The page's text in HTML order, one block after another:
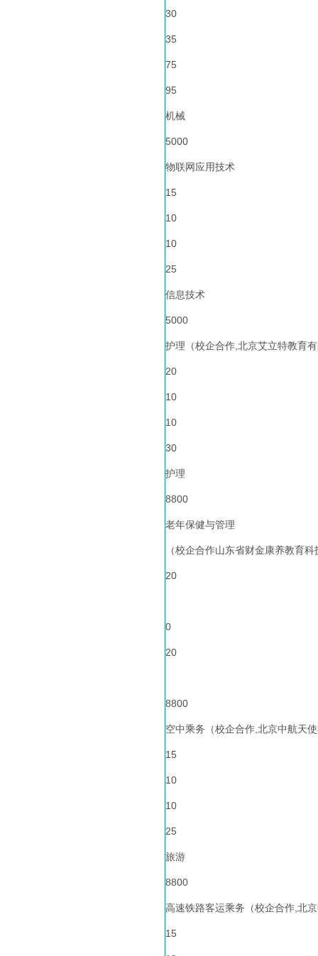
30
35
75
95
机械
5000
物联网应用技术
15
10
10
25
信息技术
5000
护理（校企合作,北京艾立特教育
20
10
10
30
护理
8800
老年保健与管理
（校企合作山东省财金康养教育
20
0
20
8800
空中乘务（校企合作,北京中航天
15
10
10
25
旅游
8800
高速铁路客运乘务（校企合作,北
15